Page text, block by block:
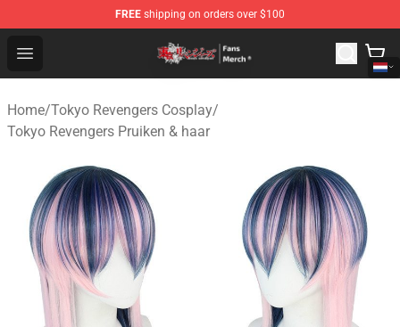
FREE shipping on orders over $100
Open menu
Tokyo Revengers Store - Official Tokyo Revengers
Home/Tokyo Revengers Cosplay/
Tokyo Revengers Pruiken & haar